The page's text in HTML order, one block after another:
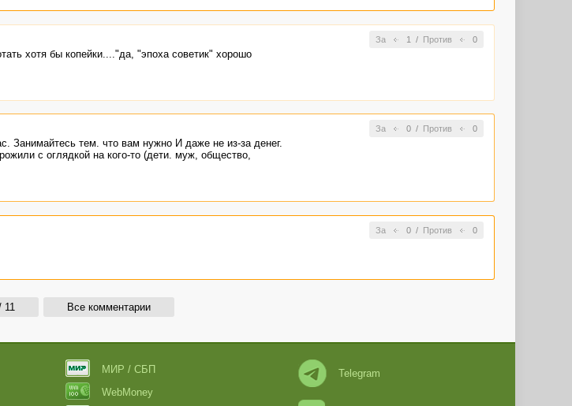
За 1 / Против 0
хотя бы копейки...."да, "эпоха советик" хорошо
За 0/ Против 0
Занимайтесь тем. что вам нужно И даже не из-за денег.
с оглядкой на кого-то (дети. муж, общество,
За 0/ Против 0
11 Все комментарии
МИР / СБП
WebMoney
Telegram